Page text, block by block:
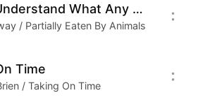
。以及本期音乐其本质上为
妹篇。
I Don't Understand What Any Of You Are Doing
/ Partially Eaten By Animals
Time
/ Taking On Time